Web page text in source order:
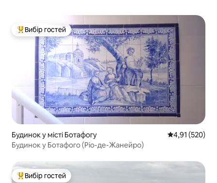
Топ вибір гостей
Вибір гостей
Будинок у місті Ботафогу Середня
4,91 (520)
Будинок у Ботафого (Ріо-де-Жанейро)
Топ вибір гостей
Вибір гостей